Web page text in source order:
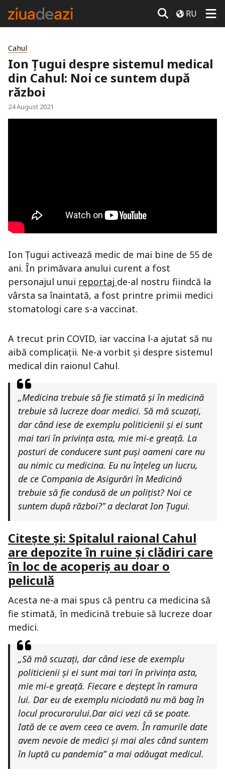
RU
Cahul
Ion Țugui despre sistemul medical
din Cahul: Noi ce suntem după
război
24 August 2021
Ion Țugui activează medic de mai bine de 55 de
ani. În primăvara anului curent a fost
personajul unui reportaj de-al nostru fiindcă la
vârsta sa înaintată, a fost printre primii medici
stomatologi care s-a vaccinat.
A trecut prin COVID, iar vaccina l-a ajutat să nu
aibă complicații. Ne-a vorbit și despre sistemul
medical din raionul Cahul.
„Medicina trebuie să fie stimată și în medicină
trebuie să lucreze doar medici. Să mă scuzați,
dar când iese de exemplu politicienii și ei sunt
mai tari în privința asta, mie mi-e greață. La
posturi de conducere sunt puși oameni care nu
au nimic cu medicina. Eu nu înțeleg un lucru,
de ce Compania de Asigurări în Medicină
trebuie să fie condusă de un polițist? Noi ce
suntem după război?” a declarat Ion Țugui.
Citește și: Spitalul raional Cahul
are depozite în ruine și clădiri care
în loc de acoperiș au doar o
peliculă
Acesta ne-a mai spus că pentru ca medicina să
fie stimată, în medicină trebuie să lucreze doar
medici.
„Să mă scuzați, dar când iese de exemplu
politicienii și ei sunt mai tari în privința asta,
mie mi-e greață. Fiecare e deștept în ramura
lui. Dar eu de exemplu niciodată nu mă bag în
locul procurorului.Dar aici vezi că se poate.
Iată de ce avem ceea ce avem. În ramurile date
avem nevoie de medici și mai ales când suntem
în luptă cu pandemia” a mai adăugat medicul.